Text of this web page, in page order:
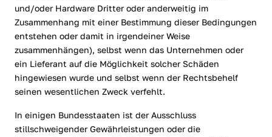
und/oder Hardware Dritter oder anderweitig im
Zusammenhang mit einer Bestimmung dieser Bedingungen
entstehen oder damit in irgendeiner Weise
zusammenhängen), selbst wenn das Unternehmen oder
ein Lieferant auf die Möglichkeit solcher Schäden
hingewiesen wurde und selbst wenn der Rechtsbehelf
seinen wesentlichen Zweck verfehlt.
In einigen Bundesstaaten ist der Ausschluss
stillschweigender Gewährleistungen oder die